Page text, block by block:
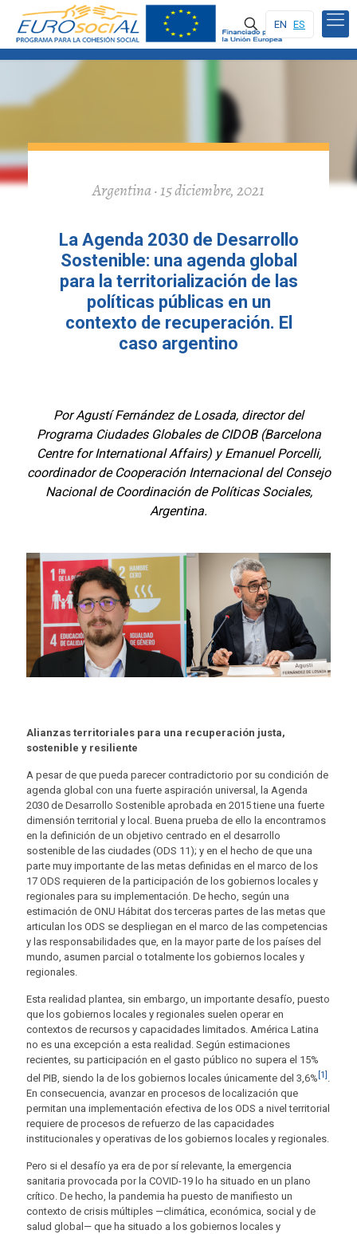
EN ES
Argentina · 15 diciembre, 2021
La Agenda 2030 de Desarrollo
Sostenible: una agenda global
para la territorialización de las
políticas públicas en un
contexto de recuperación. El
caso argentino
Por Agustí Fernández de Losada, director del
Programa Ciudades Globales de CIDOB (Barcelona
Centre for International Affairs) y Emanuel Porcelli,
coordinador de Cooperación Internacional del Consejo
Nacional de Coordinación de Políticas Sociales,
Argentina.
Alianzas territoriales para una recuperación justa,
sostenible y resiliente
A pesar de que pueda parecer contradictorio por su condición de
agenda global con una fuerte aspiración universal, la Agenda
2030 de Desarrollo Sostenible aprobada en 2015 tiene una fuerte
dimensión territorial y local. Buena prueba de ello la encontramos
en la definición de un objetivo centrado en el desarrollo
sostenible de las ciudades (ODS 11); y en el hecho de que una
parte muy importante de las metas definidas en el marco de los
17 ODS requieren de la participación de los gobiernos locales y
regionales para su implementación. De hecho, según una
estimación de ONU Hábitat dos terceras partes de las metas que
articulan los ODS se despliegan en el marco de las competencias
y las responsabilidades que, en la mayor parte de los países del
mundo, asumen parcial o totalmente los gobiernos locales y
regionales.
Esta realidad plantea, sin embargo, un importante desafío, puesto
que los gobiernos locales y regionales suelen operar en
contextos de recursos y capacidades limitados. América Latina
no es una excepción a esta realidad. Según estimaciones
recientes, su participación en el gasto público no supera el 15%
del PIB, siendo la de los gobiernos locales únicamente del 3,6% [1] .
En consecuencia, avanzar en procesos de localización que
permitan una implementación efectiva de los ODS a nivel territorial
requiere de procesos de refuerzo de las capacidades
institucionales y operativas de los gobiernos locales y regionales.
Pero si el desafío ya era de por sí relevante, la emergencia
sanitaria provocada por la COVID-19 lo ha situado en un plano
crítico. De hecho, la pandemia ha puesto de manifiesto un
contexto de crisis múltiples —climática, económica, social y de
salud global— que ha situado a los gobiernos locales y